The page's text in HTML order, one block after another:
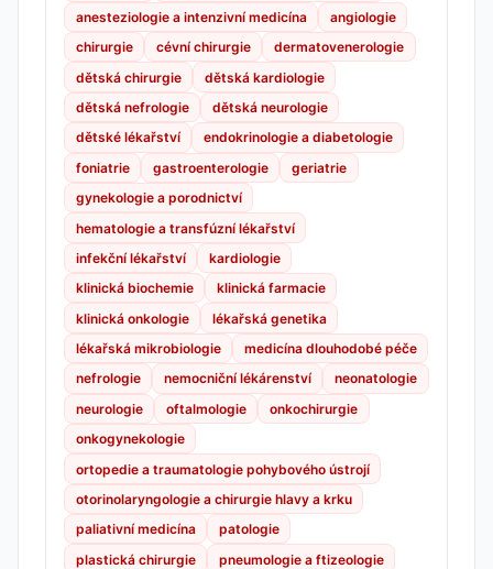
anesteziologie a intenzivní medicína
angiologie
chirurgie
cévní chirurgie
dermatovenerologie
dětská chirurgie
dětská kardiologie
dětská nefrologie
dětská neurologie
dětské lékařství
endokrinologie a diabetologie
foniatrie
gastroenterologie
geriatrie
gynekologie a porodnictví
hematologie a transfúzní lékařství
infekční lékařství
kardiologie
klinická biochemie
klinická farmacie
klinická onkologie
lékařská genetika
lékařská mikrobiologie
medicína dlouhodobé péče
nefrologie
nemocniční lékárenství
neonatologie
neurologie
oftalmologie
onkochirurgie
onkogynekologie
ortopedie a traumatologie pohybového ústrojí
otorinolaryngologie a chirurgie hlavy a krku
paliativní medicína
patologie
plastická chirurgie
pneumologie a ftizeologie